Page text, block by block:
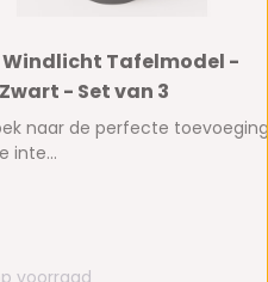
Windlicht Tafelmodel -
- Set van 3
naar de perfecte toevoeging
inte...